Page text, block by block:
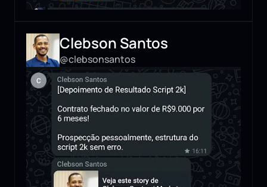
Clebson Santos
@clebsonsantos